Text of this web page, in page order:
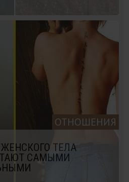
ОТНОШЕНИЯ
ТЕЛА
САМЫМИ